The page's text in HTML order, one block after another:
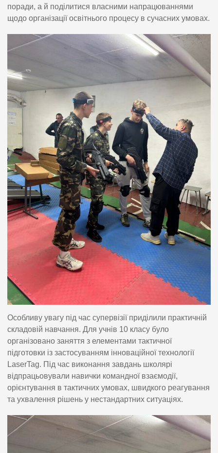
поради, а й поділитися власними напрацюваннями
щодо організації освітнього процесу в сучасних умовах.
Особливу увагу під час супервізії приділили практичній
складовій навчання. Для учнів 10 класу було
організовано заняття з елементами тактичної
підготовки із застосуванням інноваційної технології
LaserTag. Під час виконання завдань школярі
відпрацьовували навички командної взаємодії,
орієнтування в тактичних умовах, швидкого реагування
та ухвалення рішень у нестандартних ситуаціях.